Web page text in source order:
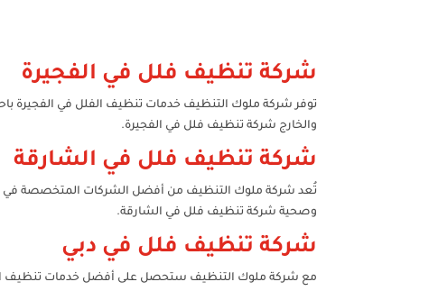
شركة تنظيف فلل في الفجيرة
توفر شركة ملوك التنظيف خدمات تنظيف الفلل في الفجيرة
والخارج شركة تنظيف فلل في الفجيرة.
شركة تنظيف فلل في الشارقة
تُعد شركة ملوك التنظيف من أفضل الشركات المتخصصة في
وصحية شركة تنظيف فلل في الشارقة.
شركة تنظيف فلل في دبي
مع شركة ملوك التنظيف ستحصل على أفضل خدمات تنظيف